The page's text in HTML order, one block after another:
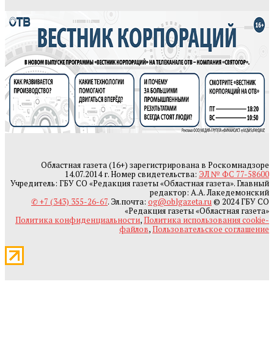
Областная газета (16+) зарегистрирована в Роскомнадзоре
14.07.2014 г. Номер свидетельства: ЭЛ № ФС 77-58600
Учредитель: ГБУ СО «Редакция газеты «Областная газета». Главный
редактор: А.А. Лакедемонский
✆ +7 (343) 355-26-67. Эл.почта: og@oblgazeta.ru© 2024 ГБУ СО
«Редакция газеты «Областная газета»
Политика конфиденциальности,Политика использования cookie-
файлов,Пользовательское соглашение